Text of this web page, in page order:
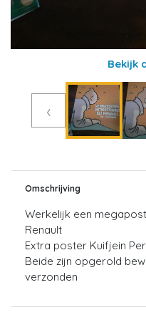
Bekijk
‹
Omschrijving
Werkelijk een
Renault
Extra poster Kuifjein
Beide zijn opgerold
verzonden